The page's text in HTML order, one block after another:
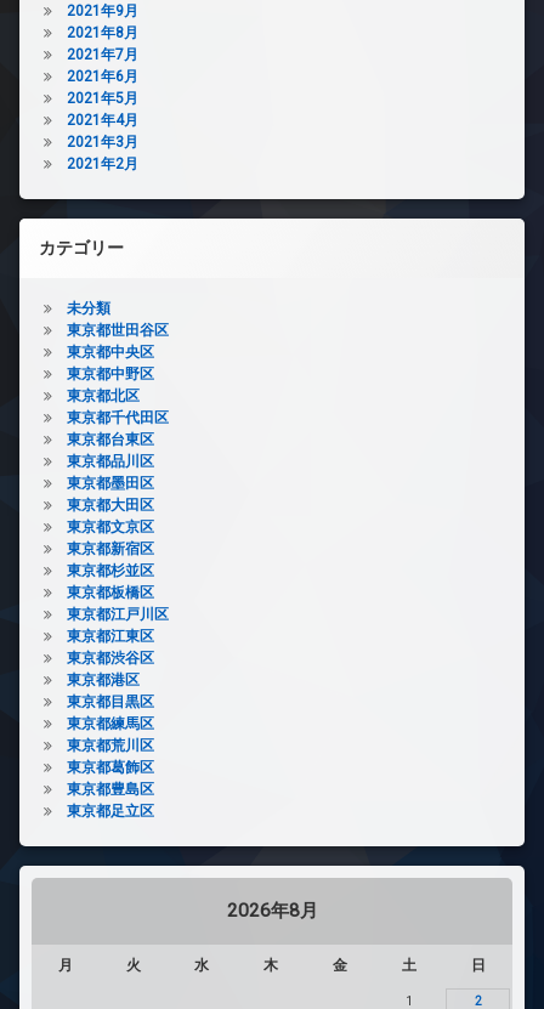
2021年9月
2021年8月
2021年7月
2021年6月
2021年5月
2021年4月
2021年3月
2021年2月
カテゴリー
未分類
東京都世田谷区
東京都中央区
東京都中野区
東京都北区
東京都千代田区
東京都台東区
東京都品川区
東京都墨田区
東京都大田区
東京都文京区
東京都新宿区
東京都杉並区
東京都板橋区
東京都江戸川区
東京都江東区
東京都渋谷区
東京都港区
東京都目黒区
東京都練馬区
東京都荒川区
東京都葛飾区
東京都豊島区
東京都足立区
2026年8月
月 火 水 木 金 土 日
1 2